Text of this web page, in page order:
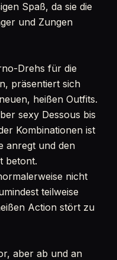
Spaß, da sie die
und Zungen
Drehs für die
präsentiert sich
heißen Outfits.
sexy Dessous bis
Kombinationen ist
anregt und den
betont.
nicht
teilweise
Action stört zu
aber ab und an